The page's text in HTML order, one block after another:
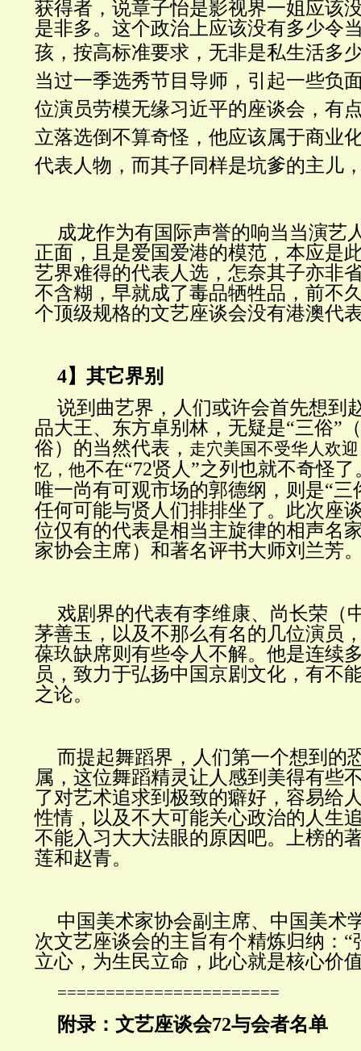
获得者，说章子怡是影视界一姐应该
是非多。这个政治上应该没有多少令
孩，按高标准要求， 无非是私生活多
当过一季选秀节目导师，引起一些负
位演员劳模无缘习近平的座谈会，有
立落选倒不算奇怪，他应该属于商业
代表人物，而其子同样是坑爹的主儿
成龙作为有国际声誉的响当当演艺
正面，且是爱国爱港的模范，本应是
艺界难得的代表人选，怎奈其子亦非
不含糊，早就成了毒品牺牲品，前不
个顶级规格的文艺座谈会没有港澳代
4】其它界别
说到曲艺界，人们或许会首先想到
品大王、东方卓别林，无疑是“三俗”
俗）的当然代表， 走穴美国不受华人欢
忆，他不在“72贤人”之列也就不奇怪
唯一尚有可观市场的郭德纲，则是“三
任何可能与贤人们排排坐了。此次座
位仅有的代表是相当主旋律的相声名
家协会主席）和著名评书大师刘兰芳
戏剧界的代表有李维康、尚长荣（
茅善玉，以及不那么有名的几位演员
葆玖缺席则有些令人不解。他是连续
员，致力于弘扬中国京剧文化，有不
之论。
而提起舞蹈界，人们第一个想到的
属，这位舞蹈精灵让人感到美得有些
了对艺术追求到极致的癖好，容易给
性情，以及不大可能关心政治的人生
不能入习大大法眼的原因吧。上榜的
莲和赵青。
中国美术家协会副主席、中国美术
次文艺座谈会的主旨有个精炼归纳：
立心，为生民立命，此心就是核心价
=======================
附录：文艺座谈会72与会者名单